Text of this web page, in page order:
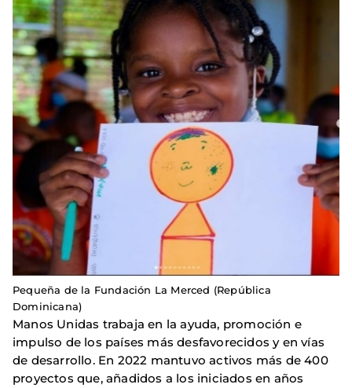
Pequeña de la Fundación La Merced (República
Dominicana)
Manos Unidas trabaja en la ayuda, promoción e
impulso de los países más desfavorecidos y en vías
de desarrollo. En 2022 mantuvo activos más de 400
proyectos que, añadidos a los iniciados en años